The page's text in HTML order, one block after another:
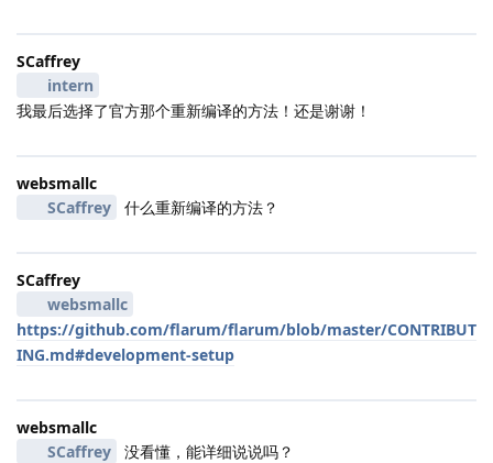
SCaffrey
intern
我最后选择了官方那个重新编译的方法！还是谢谢！
websmallc
SCaffrey
什么重新编译的方法？
SCaffrey
websmallc
https://github.com/flarum/flarum/blob/master/CONTRIBUT
ING.md#development-setup
websmallc
SCaffrey
没看懂，能详细说说吗？